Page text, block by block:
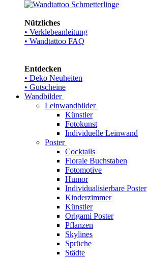
Nützliches
• Verklebeanleitung
• Wandtattoo FAQ
Entdecken
• Deko Neuheiten
• Gutscheine
Wandbilder
Leinwandbilder
Künstler
Fotokunst
Individuelle Leinwand
Poster
Cocktails
Florale Buchstaben
Fotomotive
Humor
Individualisierbare Poster
Kinderzimmer
Künstler
Origami Poster
Pflanzen
Skylines
Sprüche
Städte